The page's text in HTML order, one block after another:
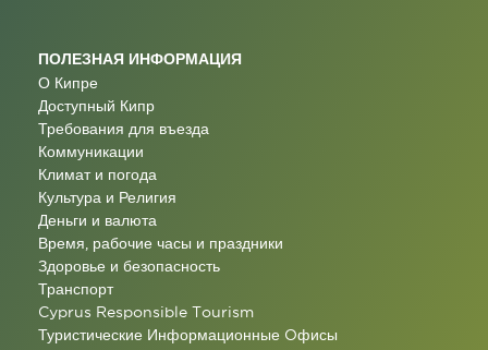
ПОЛЕЗНАЯ ИНФОРМАЦИЯ
О Кипре
Доступный Кипр
Требования для въезда
Коммуникации
Климат и погода
Культура и Религия
Деньги и валюта
Время, рабочие часы и праздники
Здоровье и безопасность
Транспорт
Cyprus Responsible Tourism
Туристические Информационные Oфисы